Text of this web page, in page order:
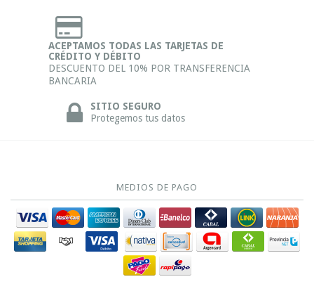
ACEPTAMOS TODAS LAS TARJETAS DE
CRÉDITO Y DÉBITO
DESCUENTO DEL 10% POR TRANSFERENCIA
BANCARIA
SITIO SEGURO
Protegemos tus datos
MEDIOS DE PAGO